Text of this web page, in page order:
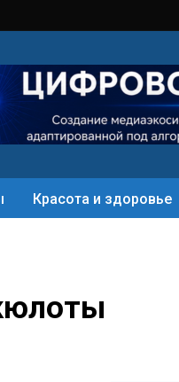
Красота и здоровье